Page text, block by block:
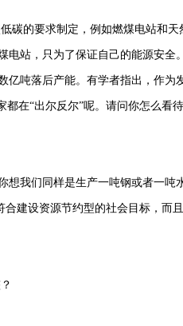
碳的要求制定，例如燃煤电站和天
电站，只为了保证自己的能源安全
亿吨落后产能。有学者指出，作为
在“出尔反尔”呢。请问你怎么看
我们同样是生产一吨钢或者一吨
建设资源节约型的社会目标，而